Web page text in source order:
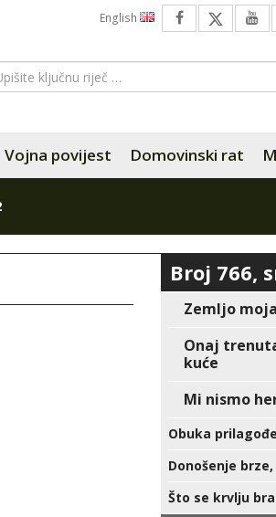
English
Vojna povijest Domovinski rat
Broj 766,
Zemljo
Onaj
kuće
Mi nismo
Obuka
Donošenje
Što se krvlju